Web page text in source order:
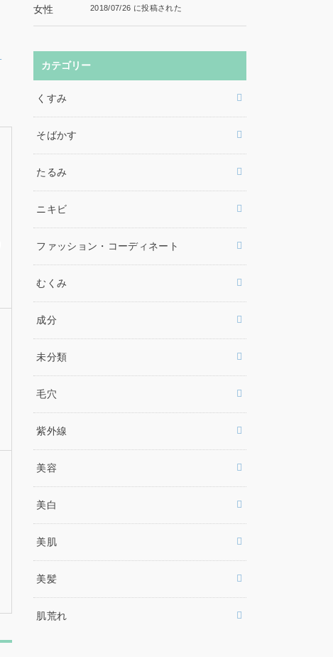
2018/07/26 に投稿された
カテゴリー
くすみ
そばかす
たるみ
ニキビ
ファッション・コーディネート
むくみ
成分
未分類
毛穴
紫外線
美容
美白
美肌
美髪
肌荒れ